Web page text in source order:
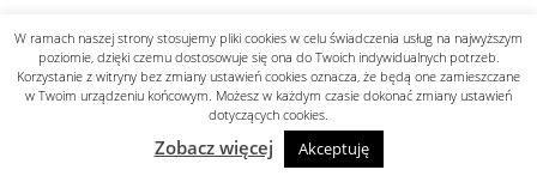
W ramach naszej strony stosujemy pliki cookies w celu świadczenia usług na najwyższym
poziomie, dzięki czemu dostosowuje się ona do Twoich indywidualnych potrzeb.
Korzystanie z witryny bez zmiany ustawień cookies oznacza, że będą one zamieszczane
w Twoim urządzeniu końcowym. Możesz w każdym czasie dokonać zmiany ustawień
dotyczących cookies.
Zobacz więcej Akceptuję